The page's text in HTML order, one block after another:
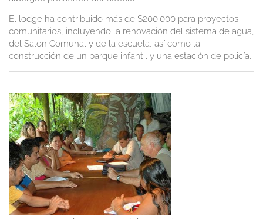
El lodge ha contribuido más de $200.000 para proyectos
comunitarios, incluyendo la renovación del sistema de agua,
del Salon Comunal y de la escuela, así como la
construcción de un parque infantil y una estación de policía.